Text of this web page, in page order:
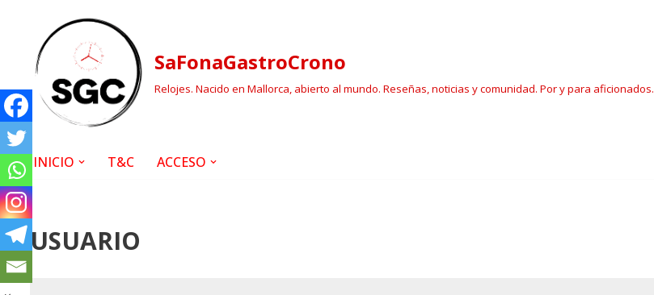
Saltar
contenido
SaFonaGastroCrono
Relojes. Nacido en Mallorca, abierto al mundo. Reseñas, noticias y comunidad. Por y para aficionados.
INICIO T&C ACCESO
USUARIO